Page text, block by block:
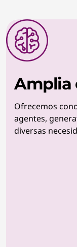
Amplia
Ofrecemos
agentes,
diversas